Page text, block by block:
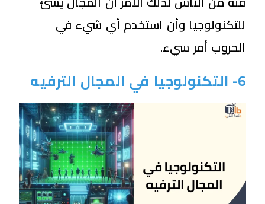
للتكنولوجيا وأن استخدم أي شيء في
الحروب أمر سيء.
6- التكنولوجيا في المجال الترفيه